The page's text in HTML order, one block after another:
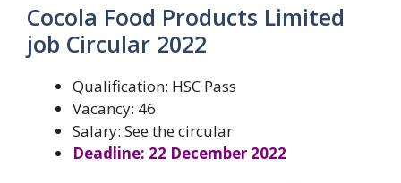
Cocola Food Products Limited
job Circular 2022
Qualification: HSC Pass
Vacancy: 46
Salary: See the circular
Deadline: 22 December 2022